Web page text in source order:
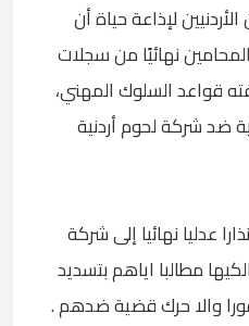
لإذاعة حياة أن
نهائيًا من سجلات
قواعد السلوك المهني،
ضد شركة لحوم أردنية
عدليا نهائيا إلى شركة
مطالبا اياهم بتسديد